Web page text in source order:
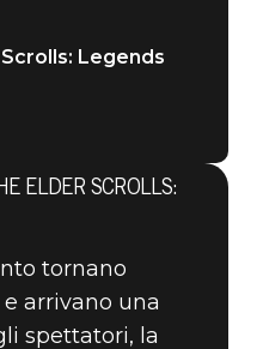
Legends
ELDER SCROLLS:
tornano
arrivano una
spettatori, la